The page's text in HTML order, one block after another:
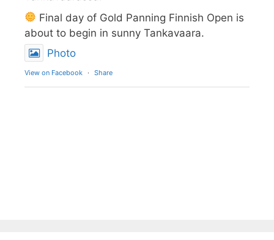
Final day of Gold Panning Finnish Open is
about to begin in sunny Tankavaara.
Photo
View on Facebook · Share